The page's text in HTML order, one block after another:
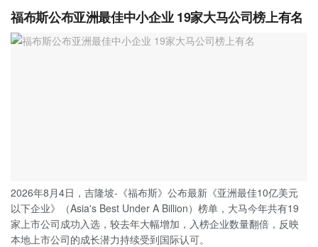
福布斯公布亚洲最佳中小企业 19家大马公司榜上有名
2026年8月4日，吉隆坡-《福布斯》公布最新《亚洲最佳10亿美元
以下企业》（Asia's Best Under A Billion）榜单，大马今年共有19
家上市公司成功入选，较去年大幅增加，入榜企业数量翻倍，反映
本地上市公司的成长潜力持续受到国际认可。